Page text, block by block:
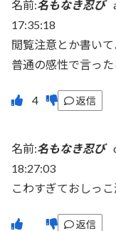
名前:名もなき忍び
17:35:18
閲覧注意とか書いて
普通の感性で言っ
返信
名前:名もなき忍び
18:27:03
こわすぎておしっ
返信